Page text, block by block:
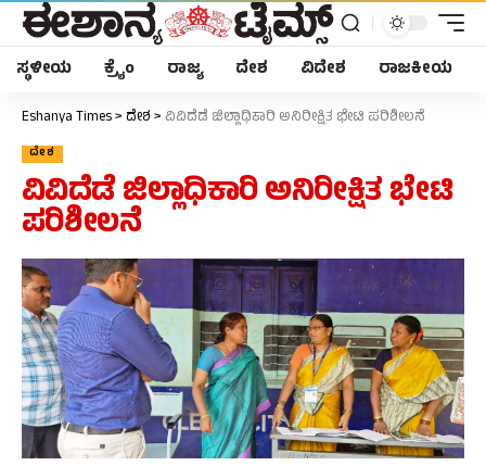
ಸ್ಥಳೀಯ ಕ್ರೈಂ ರಾಜ್ಯ ದೇಶ ವಿದೇಶ ರಾಜಕೀಯ
Eshanya Times>ದೇಶ> ವಿವಿದೆಡೆ ಜಿಲ್ಲಾಧಿಕಾರಿ ಅನಿರೀಕ್ಷಿತ ಭೇಟಿ ಪರಿಶೀಲನೆ
ದೇಶ
ವಿವಿದೆಡೆ ಜಿಲ್ಲಾಧಿಕಾರಿ ಅನಿರೀಕ್ಷಿತ ಭೇಟಿ
ಪರಿಶೀಲನೆ
WhatsApp Later
Don’t Miss Out! Join Our WhatsApp
Group Today!
Get the latest news, updates, and exclusive
content delivered straight to your WhatsApp.
Join Now
Powered By KhushiHost